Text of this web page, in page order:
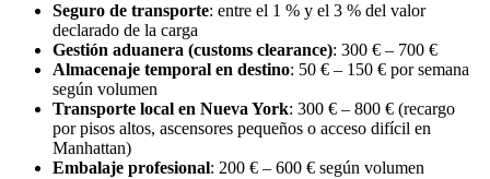
Seguro de transporte: entre el 1 % y el 3 % del valor
declarado de la carga
Gestión aduanera (customs clearance): 300 € – 700 €
Almacenaje temporal en destino: 50 € – 150 € por semana
según volumen
Transporte local en Nueva York: 300 € – 800 € (recargo
por pisos altos, ascensores pequeños o acceso difícil en
Manhattan)
Embalaje profesional: 200 € – 600 € según volumen